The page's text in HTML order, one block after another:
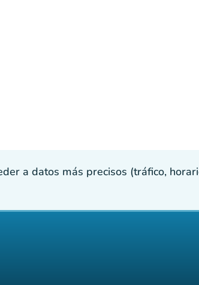
a datos más precisos (tráfico,